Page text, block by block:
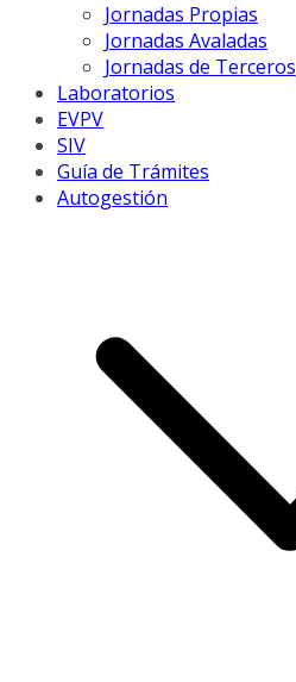
Jornadas Propias
Jornadas Avaladas
Jornadas de Terceros
Laboratorios
EVPV
SIV
Guía de Trámites
Autogestión